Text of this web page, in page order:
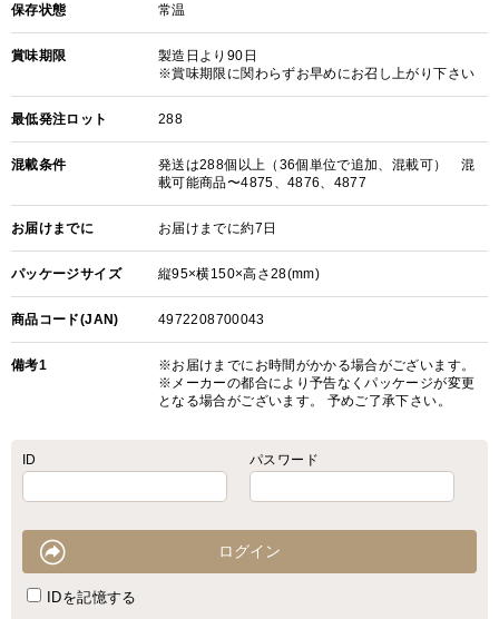
保存状態 常温
賞味期限
製造日より90日
※賞味期限に関わらずお早めにお召し上がり下さい
最低発注ロット 288
混載条件
発送は288個以上（36個単位で追加、混載可） 混
載可能商品〜4875、4876、4877
お届けまでに お届けまでに約7日
パッケージサイズ 縦95×横150×高さ28(mm)
商品コード(JAN) 4972208700043
備考1
※お届けまでにお時間がかかる場合がございます。
※メーカーの都合により予告なくパッケージが変更
となる場合がございます。 予めご了承下さい。
ID パスワード
IDを記憶する